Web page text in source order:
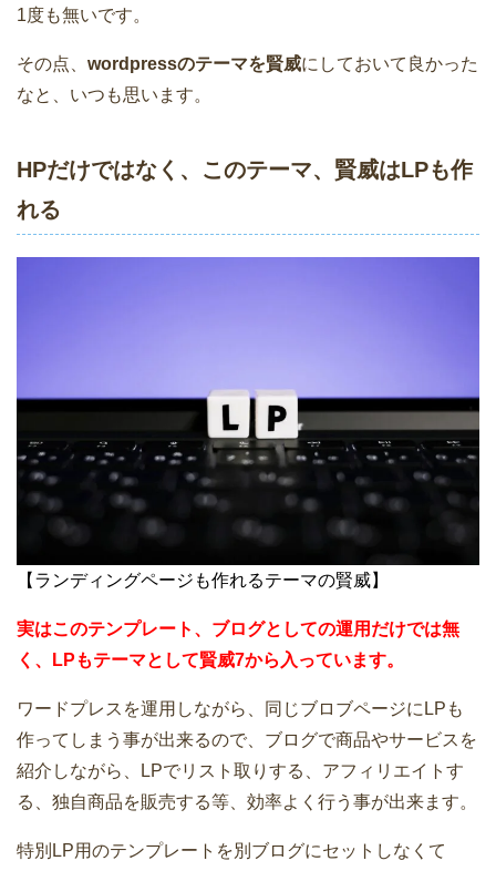
1度も無いです。
その点、 wordpressのテーマを賢威にしておいて良かった
なと、いつも思います。
HPだけではなく、このテーマ、賢威はLPも作
れる
【ランディングページも作れるテーマの賢威】
実はこのテンプレート、ブログとしての運用だけでは無
く、LPもテーマとして賢威7から入っています。
ワードプレスを運用しながら、同じブロブページにLPも
作ってしまう事が出来るので、ブログで商品やサービスを
紹介しながら、LPでリスト取りする、アフィリエイトす
る、独自商品を販売する等、効率よく行う事が出来ます。
特別LP用のテンプレートを別ブログにセットしなくて